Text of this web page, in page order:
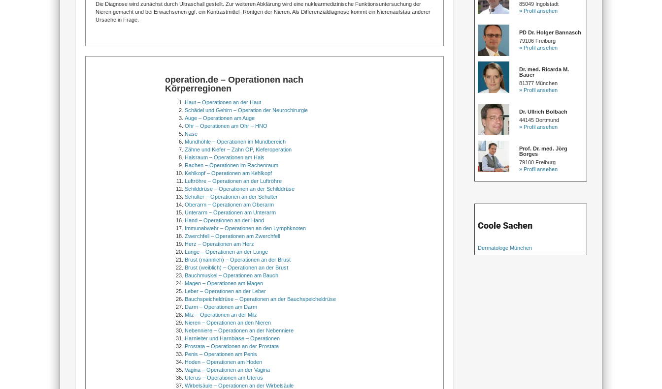
Die Diagnose wird zunächst durch Ultraschall gestellt. Zur weiteren Abklärung wird eine nuklearmedizinische Funktionsuntersuchung der
Nieren gemacht und bei Erwachsenen ggf. ein Kontrastmittel- Röntgen der Nieren. Als Differenzialdiagnose kommt ein Nierenaufstau anderer
Ursache in Frage.
operation.de – Operationen nach
Körperregionen
Haut – Operationen an der Haut
Schädel und Gehirn – Operation der Neurochirurgie
Auge – Operationen am Auge
Ohr – Operationen am Ohr – HNO
Nase
Mundhöhle – Operationen im Mundbereich
Zähne und Kiefer – Zahn OP, Kieferoperation
Halsraum – Operationen am Hals
Rachen – Operationen im Rachenraum
Kehlkopf – Operationen am Kehlkopf
Luftröhre – Operationen an der Luftröhre
Schilddrüse – Operationen an der Schilddrüse
Schulter – Operationen an der Schulter
Oberarm – Operationen am Oberarm
Unterarm – Operationen am Unterarm
Hand – Operationen an der Hand
Immunabwehr – Operationen an den Lymphknoten
Zwerchfell – Operationen am Zwerchfell
Herz – Operationen am Herz
Lunge – Operationen an der Lunge
Brust (männlich) – Operationen an der Brust
Brust (weiblich) – Operationen an der Brust
Bauchmuskel – Operationen am Bauch
Magen – Operationen am Magen
Leber – Operationen an der Leber
Bauchspeicheldrüse – Operationen an der Bauchspeicheldrüse
Darm – Operationen am Darm
Milz – Operationen an der Milz
Nieren – Operationen an den Nieren
Nebenniere – Operationen an der Nebenniere
Harnleiter und Harnblase – Operationen
Prostata – Operationen an der Prostata
Penis – Operationen am Penis
Hoden – Operationen am Hoden
Vagina – Operationen an der Vagina
Uterus – Operationen am Uterus
Wirbelsäule – Operationen an der Wirbelsäule
85049 Ingolstadt
» Profil ansehen
PD Dr. Holger Bannasch
79106 Freiburg
» Profil ansehen
Dr. med. Ricarda M.
Bauer
81377 München
» Profil ansehen
Dr. Ullrich Bolbach
44145 Dortmund
» Profil ansehen
Prof. Dr. med. Jörg
Borges
79100 Freiburg
» Profil ansehen
Coole Sachen
Dermatologe München